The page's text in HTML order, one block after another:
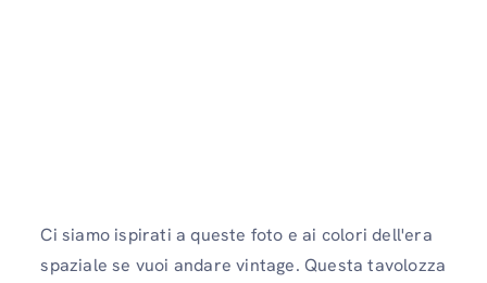
Ci siamo ispirati a queste foto e ai colori dell'era
spaziale se vuoi andare vintage. Questa tavolozza